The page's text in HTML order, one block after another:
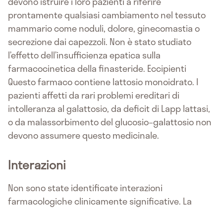
prontamente qualsiasi cambiamento nel tessuto
mammario come noduli, dolore, ginecomastia o
secrezione dai capezzoli. Non è stato studiato
l’effetto dell’insufficienza epatica sulla
farmacocinetica della finasteride. Eccipienti
Questo farmaco contiene lattosio monoidrato. I
pazienti affetti da rari problemi ereditari di
intolleranza al galattosio, da deficit di Lapp lattasi,
o da malassorbimento del glucosio–galattosio non
devono assumere questo medicinale.
Interazioni
Non sono state identificate interazioni
farmacologiche clinicamente significative. La